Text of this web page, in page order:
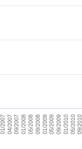
01/200704/200709/200701/200805/200809/200801/200905/200909/200901/201005/201009/